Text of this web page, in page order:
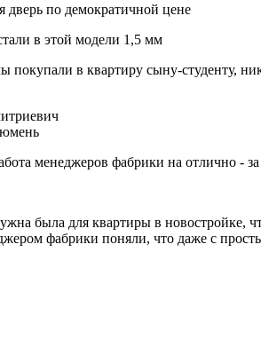
дверь по демократичной цене
в этой модели 1,5 мм
покупали в квартиру сыну-студенту,
менеджеров фабрики на отлично -
была для квартиры в новостройке,
фабрики поняли, что даже с